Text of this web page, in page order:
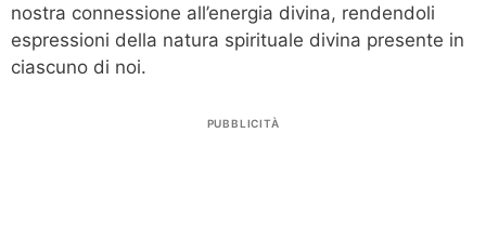
nostra connessione all’energia divina, rendendoli
espressioni della natura spirituale divina presente in
ciascuno di noi.
PUBBLICITÀ